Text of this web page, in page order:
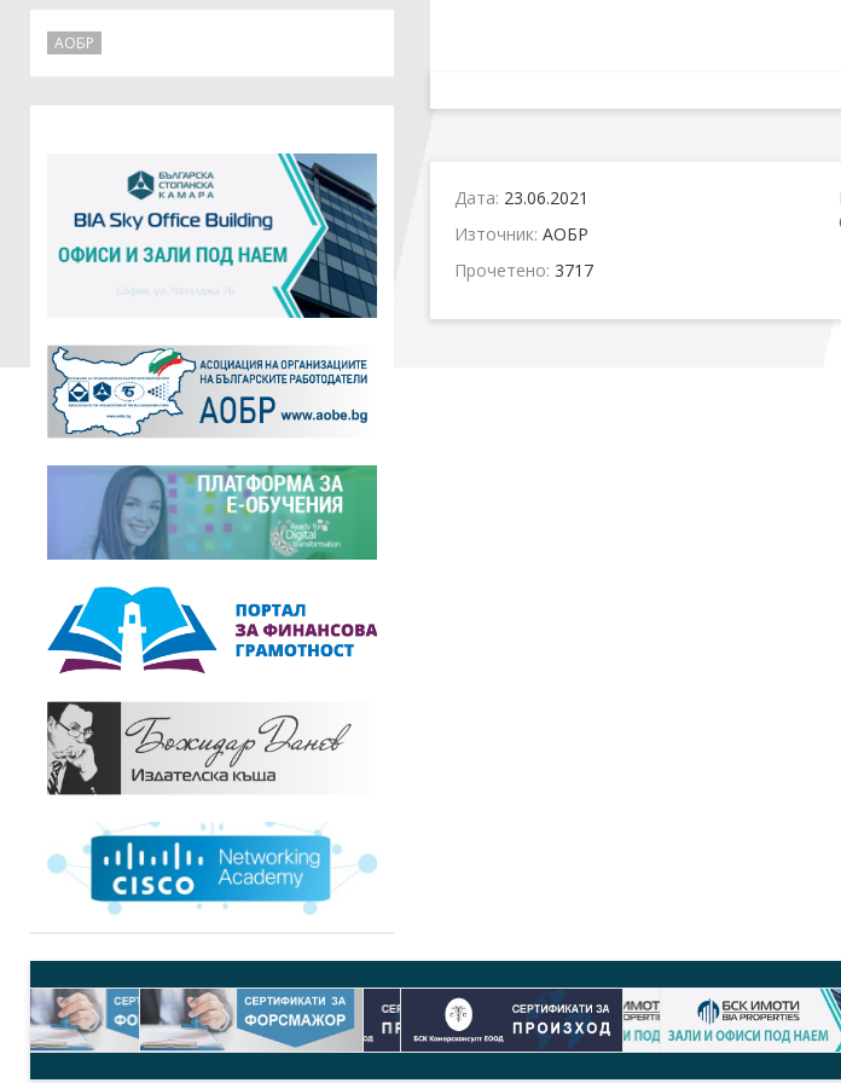
Дата: 23.06.2021
Източник: АОБР
Прочетено: 3717
АОБР